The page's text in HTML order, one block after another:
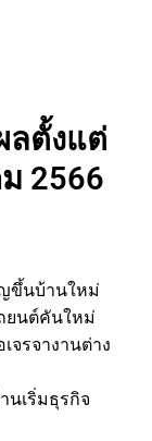
ลตั้งแต่
2566
ขึ้นบ้านใหม่
ยนต์คันใหม่
จรจางานต่าง
นเริ่มธุรกิจ